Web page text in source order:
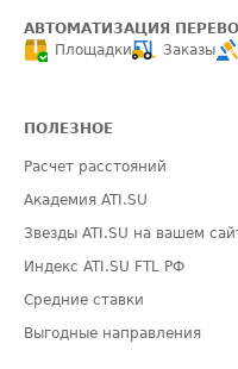
АВТОМАТИЗАЦИЯ
Площадки
Заказы
ПОЛЕЗНОЕ
Расчет расстояний
Академия ATI.SU
Звезды ATI.SU на вашем
Индекс ATI.SU FTL РФ
Средние ставки
Выгодные направления